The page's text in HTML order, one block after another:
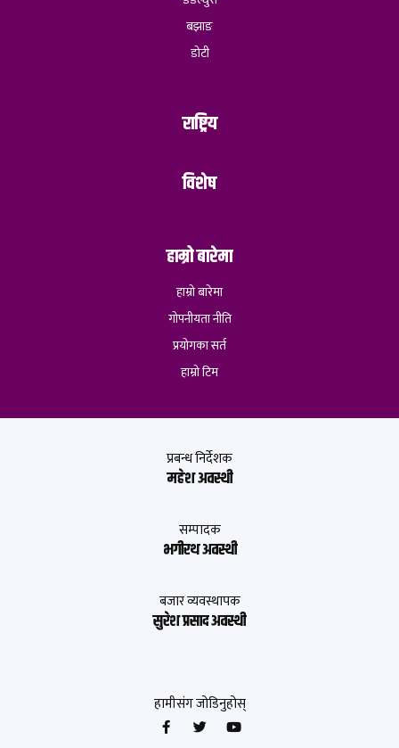
बझाङ
डोटी
राष्ट्रिय
विशेष
हाम्रो बारेमा
हाम्रो बारेमा
गोपनीयता नीति
प्रयोगका सर्त
हाम्रो टिम
प्रबन्ध निर्देशक
महेश अवस्थी
सम्पादक
भगीरथ अवस्थी
बजार व्यवस्थापक
सुरेश प्रसाद अवस्थी
हामीसंग जोडिनुहोस्